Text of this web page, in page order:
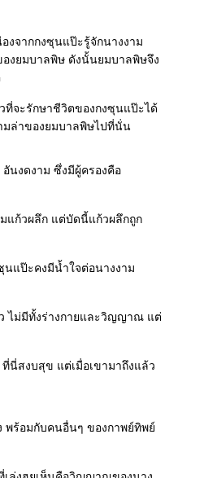
งจากกงซุนแป๊ะรู้จักนางงาม
งยมบาลพิษ ดังนั้นยมบาลพิษจึง
จะรักษาชีวิตของกงซุนแป๊ะได้
มล่าของยมบาลพิษไปที่นั่น
นงดงาม ซึ่งมีผู้ครองคือ
แก้วผลึก แต่บัดนี้แก้วผลึกถูก
นแป๊ะคงมีน้ำใจต่อนางงาม
ไม่มีทั้งร่างกายและวิญญาณ แต่
นี่สงบสุข แต่เมื่อเขามาถึงแล้ว
พร้อมกับคนอื่นๆ ของกาพย์ทิพย์